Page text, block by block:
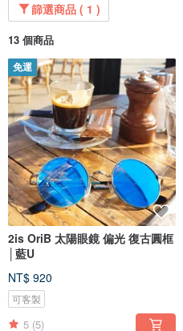
篩選商品 ( 1 )
13 個商品
免運
2is OriB 太陽眼鏡 偏光 復古圓框
│藍U
NT$ 920
可客製
5 (5)